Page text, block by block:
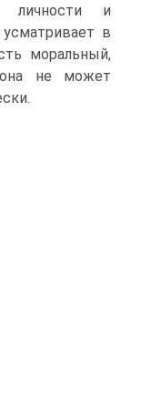
личности и
в
моральный,
она не может